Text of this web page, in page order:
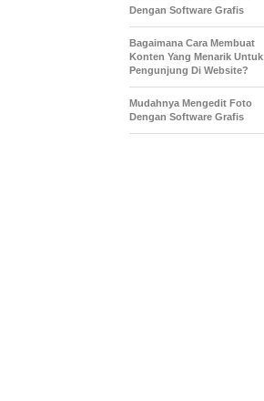
Dengan Software Grafis
Bagaimana Cara Membuat
Konten Yang Menarik Untuk
Pengunjung Di Website?
Mudahnya Mengedit Foto
Dengan Software Grafis